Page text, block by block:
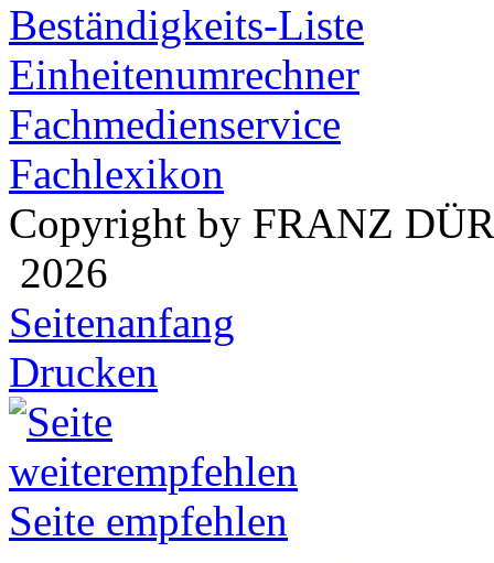
Beständigkeits-Liste
Einheitenumrechner
Fachmedienservice
Fachlexikon
Copyright by FRANZ
2026
Seitenanfang
Drucken
Seite empfehlen